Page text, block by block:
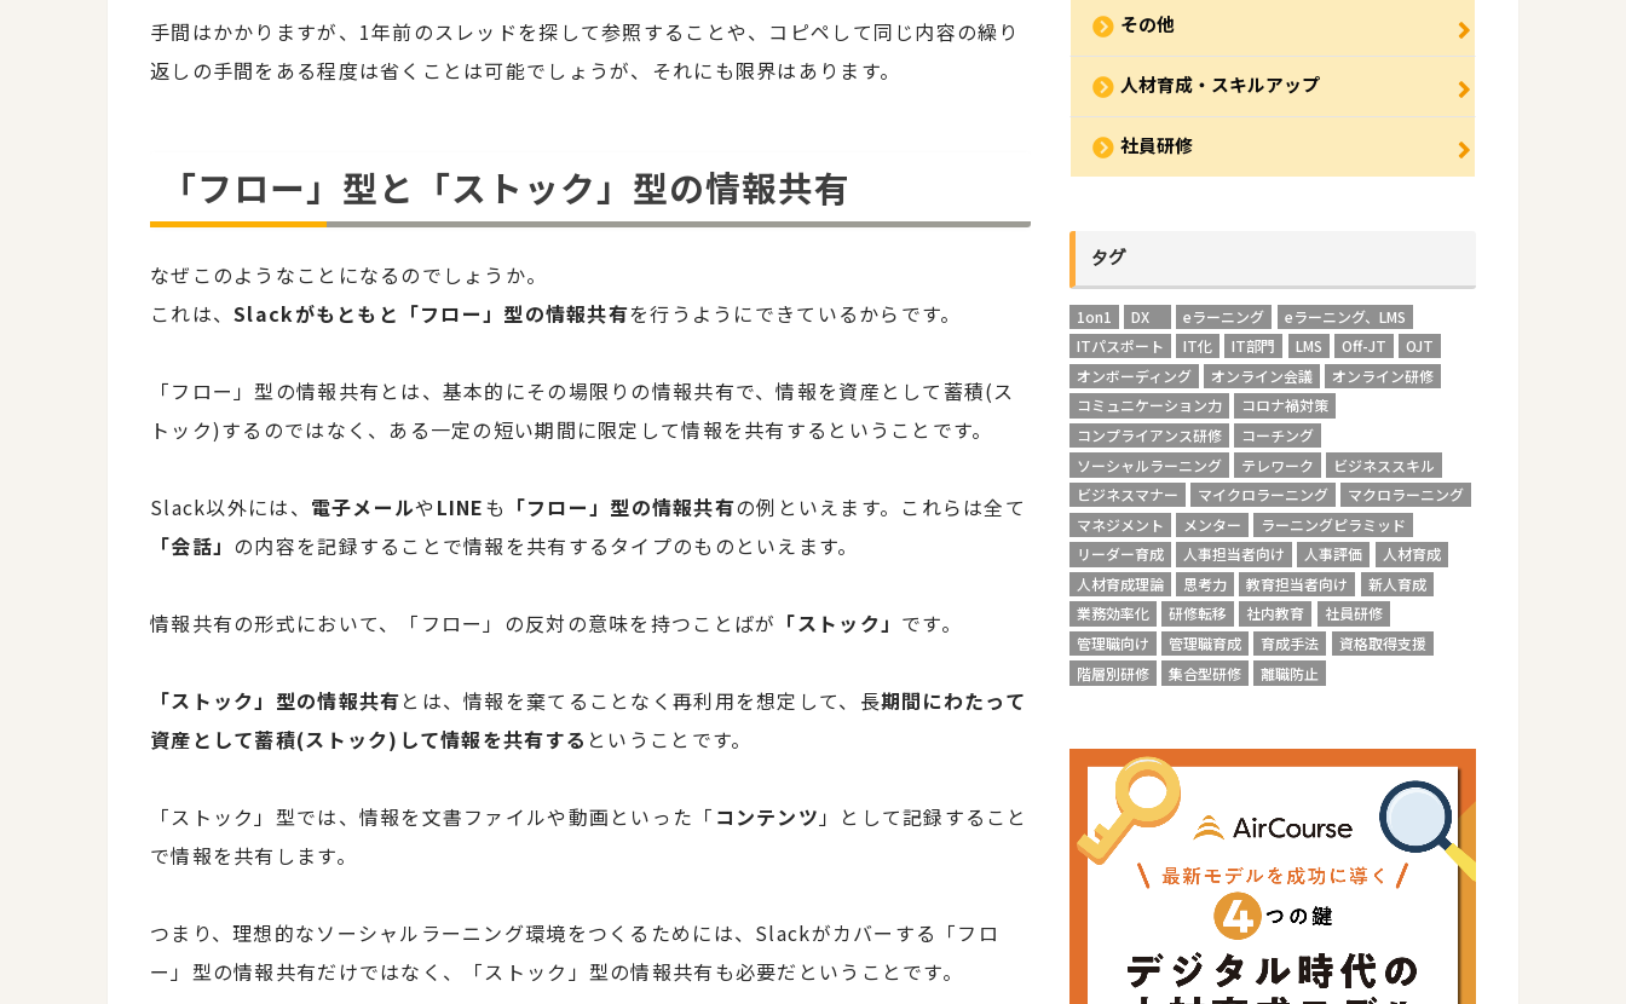
手間はかかりますが、1年前のスレッドを探して参照することや、コピペして同じ内容の繰り
返しの手間をある程度は省くことは可能でしょうが、それにも限界はあります。
「フロー」型と「ストック」型の情報共有
なぜこのようなことになるのでしょうか。
これは、Slackがもともと「フロー」型の情報共有を行うようにできているからです。
「フロー」型の情報共有とは、基本的にその場限りの情報共有で、情報を資産として蓄積(ス
トック)するのではなく、ある一定の短い期間に限定して情報を共有するということです。
Slack以外には、 電子メールやLINEも 「フロー」型の情報共有の例といえます。これらは全て
「会話」 の内容を記録することで情報を共有するタイプのものといえます。
情報共有の形式において、「フロー」の反対の意味を持つことばが 「ストック」 です。
「ストック」型の情報共有とは、情報を棄てることなく再利用を想定して、長期間にわたって
資産として蓄積(ストック)して情報を共有する ということです。
「ストック」型では、情報を文書ファイルや動画といった「 コンテンツ」として記録すること
で情報を共有します。
つまり、理想的なソーシャルラーニング環境をつくるためには、Slackがカバーする「フロ
ー」型の情報共有だけではなく、「ストック」型の情報共有も必要だということです。
その他
人材育成・スキルアップ
社員研修
タグ
1on1 DX eラーニング
eラーニング、LMS
ITパスポート
IT化 IT部門 LMS Off-JT
OJT
オンボーディング
オンライン会議
オンライン研修
コミュニケーション力
コロナ禍対策
コンプライアンス研修
コーチング
ソーシャルラーニング
テレワーク
ビジネススキル
ビジネスマナー
マイクロラーニング
マクロラーニング
マネジメント
メンター
ラーニングピラミッド
リーダー育成
人事担当者向け 人事評価
人材育成
人材育成理論
思考力 教育担当者向け
新人育成
業務効率化
研修転移 社内教育
社員研修
管理職向け
管理職育成 育成手法
資格取得支援
階層別研修
集合型研修 離職防止